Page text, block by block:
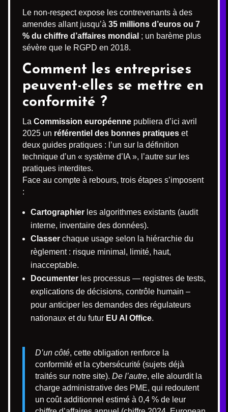
Le non-respect expose les contrevenants à des
amendes allant jusqu’à 35 millions d’euros ou 7
% du chiffre d’affaires mondial ; un barème plus
sévère que le RGPD en 2018.
Comment les entreprises
peuvent-elles se mettre en
conformité ?
La Commission européenne publiera d’ici avril
2025 un référentiel des bonnes pratiques et
deux guides pratiques : l’un sur la définition
technique d’un « système d’IA », l’autre sur les
pratiques interdites.
Face au compte à rebours, trois étapes s’imposent
:
Cartographier les algorithmes existants (audit
interne, inventaire des données).
Classer chaque usage selon la hiérarchie du
règlement : risque minimal, limité, haut,
inacceptable.
Documenter les processus — registres de tests,
explications de décisions, contrôle humain –
pour anticiper les demandes des régulateurs
nationaux et du futur EU AI Office.
D’un côté, cette obligation renforce la
conformité et la cybersécurité (sujets déjà
traités sur notre site). De l’autre, elle alourdit la
charge administrative des PME, qui redoutent
un coût additionnel estimé à 0,4 % de leur